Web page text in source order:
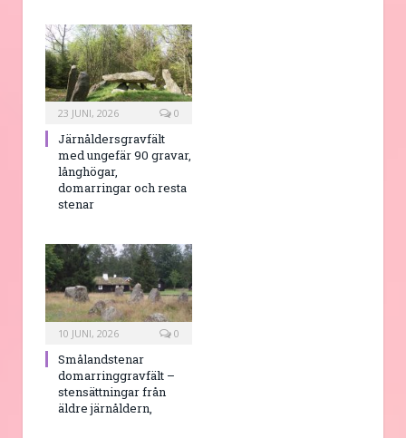
23 JUNI, 2026 0
Järnåldersgravfält
med ungefär 90 gravar,
långhögar,
domarringar och resta
stenar
10 JUNI, 2026 0
Smålandstenar
domarringgravfält –
stensättningar från
äldre järnåldern,